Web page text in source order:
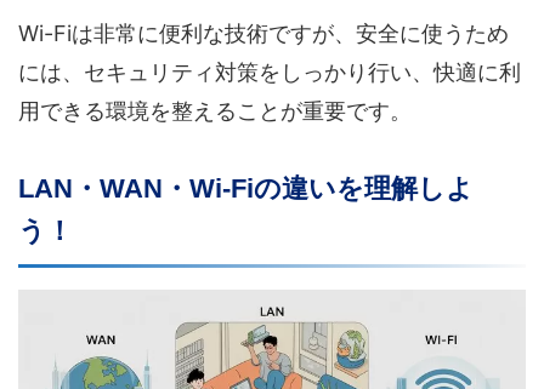
Wi-Fiは非常に便利な技術ですが、安全に使うため
には、セキュリティ対策をしっかり行い、快適に利
用できる環境を整えることが重要です。
LAN・WAN・Wi-Fiの違いを理解しよ
う！